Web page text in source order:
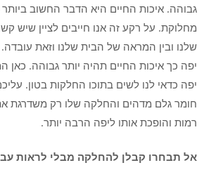
גבוהה. איכות החיים היא הדבר החשוב ביותר
מחלוקת. על רקע זה אנו חייבים לציין שיש
שלנו ובין המראה של הבית שלנו וזאת
יפה כך איכות החיים תהיה יותר גבוהה. כאן
יפה כדאי לנו לשים בתוכו החלקות בטון.
חומר גלם מדהים והחלקה שלו רק משדרגת
רמות והופכת אותו ליפה הרבה יותר.
אל תבחרו קבלן להחלקה מבלי לראות